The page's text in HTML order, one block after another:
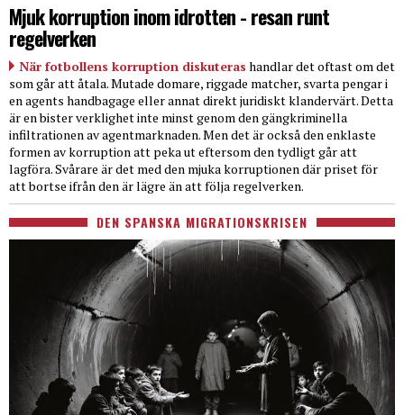
Mjuk korruption inom idrotten - resan runt
regelverken
När fotbollens korruption diskuteras handlar det oftast om det
som går att åtala. Mutade domare, riggade matcher, svarta pengar i
en agents handbagage eller annat direkt juridiskt klandervärt. Detta
är en bister verklighet inte minst genom den gängkriminella
infiltrationen av agentmarknaden. Men det är också den enklaste
formen av korruption att peka ut eftersom den tydligt går att
lagföra. Svårare är det med den mjuka korruptionen där priset för
att bortse ifrån den är lägre än att följa regelverken.
DEN SPANSKA MIGRATIONSKRISEN